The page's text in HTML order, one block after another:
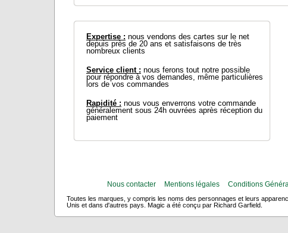
Briffaud de braises
Expertise : nous vendons des cartes sur le net
depuis près de 20 ans et satisfaisons de très
nombreux clients
Service client : nous ferons tout notre possible
pour répondre à vos demandes, même particulières
lors de vos commandes
Rapidité : nous vous enverrons votre commande
généralement sous 24h ouvrées après réception du
paiement
Nous contacter Mentions légales Conditions
Toutes les marques, y compris les noms des personnages et leurs
Unis et dans d'autres pays. Magic a été conçu par Richard Garfield.